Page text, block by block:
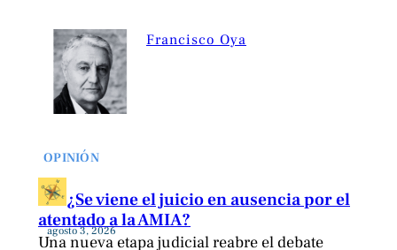
Francisco Oya
OPINIÓN
¿Se viene el juicio en ausencia por el
atentado a la AMIA?
agosto 3, 2026
Una nueva etapa judicial reabre el debate